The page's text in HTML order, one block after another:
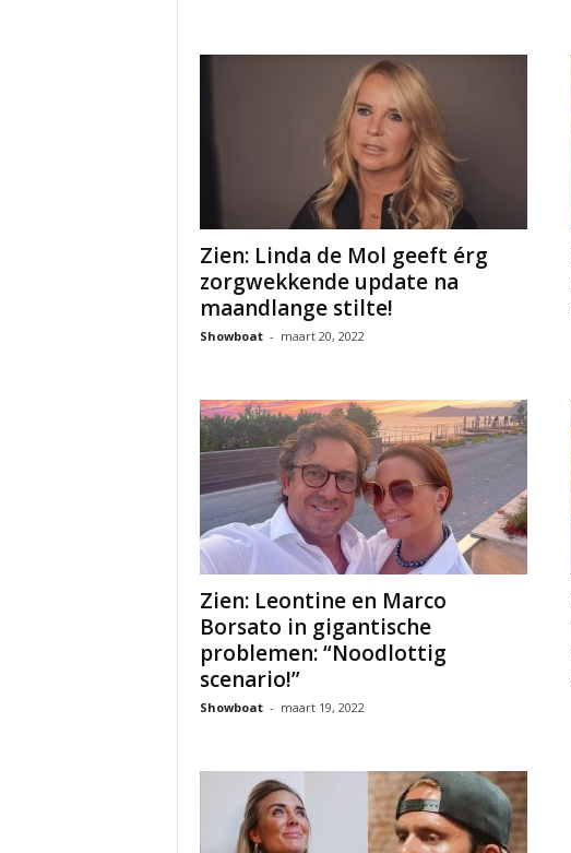
Zien: Linda de Mol geeft érg
zorgwekkende update na
maandlange stilte!
Showboat - maart 20, 2022
Zien: Leontine en Marco
Borsato in gigantische
problemen: “Noodlottig
scenario!”
Showboat - maart 19, 2022